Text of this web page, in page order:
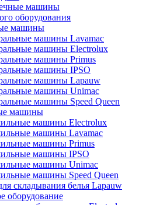
машины
оборудования
машины
машины Lavamac
машины Electrolux
машины Primus
машины IPSO
машины Lapauw
машины Unimac
машины Speed Queen
машины
машины Electrolux
машины Lavamac
машины Primus
машины IPSO
машины Unimac
машины Speed Queen
складывания белья Lapauw
оборудование